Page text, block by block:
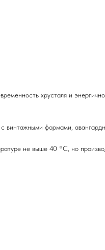
хрусталя и
винтажными формами,
не выше 40 °C, но